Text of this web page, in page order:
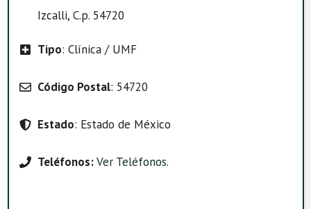
Izcalli, C.p. 54720
Tipo: Clínica / UMF
Código Postal: 54720
Estado: Estado de México
Teléfonos:Ver Teléfonos.